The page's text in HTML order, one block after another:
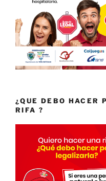
¿QUE DEBO HACER
RIFA ?